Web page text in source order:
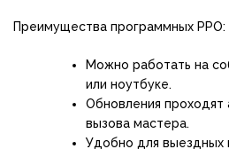
Преимущества программных РРО:
Можно работать на
или ноутбуке.
Обновления проходят
вызова мастера.
Удобно для выездных